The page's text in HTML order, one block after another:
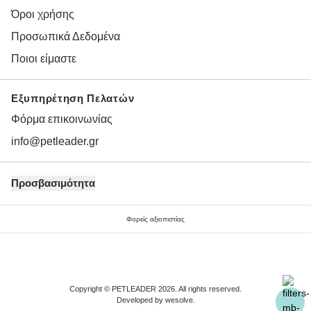
Όροι χρήσης
Προσωπικά Δεδομένα
Ποιοι είμαστε
Εξυπηρέτηση Πελατών
Φόρμα επικοινωνίας
info@petleader.gr
Προσβασιμότητα
Φορείς αξιοπιστίας
Copyright © PETLEADER 2026. All rights reserved.
Developed by wesolve.